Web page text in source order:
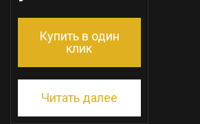
Купить в один
клик
Читать далее